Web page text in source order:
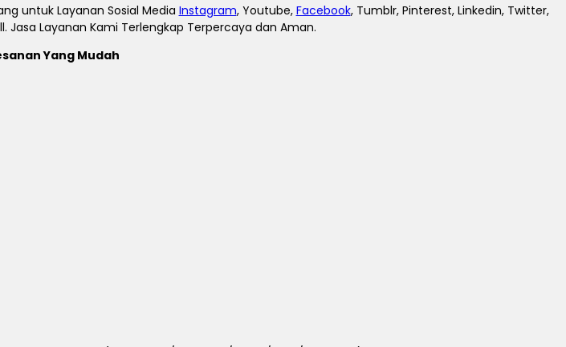
untuk Layanan Sosial Media Instagram, Youtube, Facebook, Tumblr, Pinterest, Linkedin, Twitter,
Jasa Layanan Kami Terlengkap Terpercaya dan Aman.
Yang Mudah